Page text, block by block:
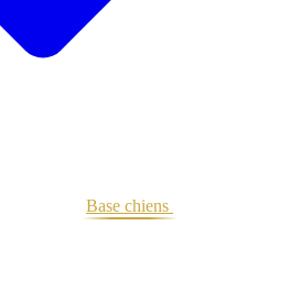
Base chiens